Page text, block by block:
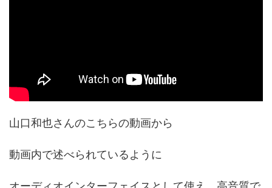
山口和也さんのこちらの動画から
動画内で述べられているように